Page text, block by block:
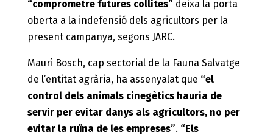
“comprometre futures collites” deixa la porta
oberta a la indefensió dels agricultors per la
present campanya, segons JARC.
Mauri Bosch, cap sectorial de la Fauna Salvatge
de l’entitat agrària, ha assenyalat que “el
control dels animals cinegètics hauria de
servir per evitar danys als agricultors, no per
evitar la ruïna de les empreses”. “Els